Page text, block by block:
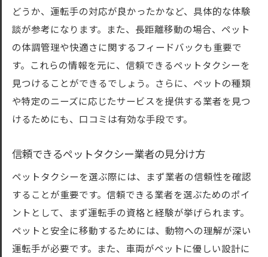
どうか、運転手の対応が良かったかなど、具体的な体験
談が参考になります。また、長距離移動の場合、ペット
の体調管理や快適さに関するフィードバックも重要で
す。これらの情報を元に、信頼できるペットタクシーを
見つけることができるでしょう。さらに、ペットの種類
や特定のニーズに応じたサービスを提供する業者を見つ
けるためにも、口コミは有効な手段です。
信頼できるペットタクシー業者の見分け方
ペットタクシーを選ぶ際には、まず業者の信頼性を確認
することが重要です。信頼できる業者を選ぶためのポイ
ントとして、まず運転手の資格と経験が挙げられます。
ペットと安全に移動するためには、動物への理解が深い
運転手が必要です。また、車両がペットに優しい設計に